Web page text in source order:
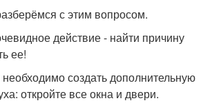
с этим вопросом.
действие - найти причину
ее!
создать дополнительную
откройте все окна и двери.